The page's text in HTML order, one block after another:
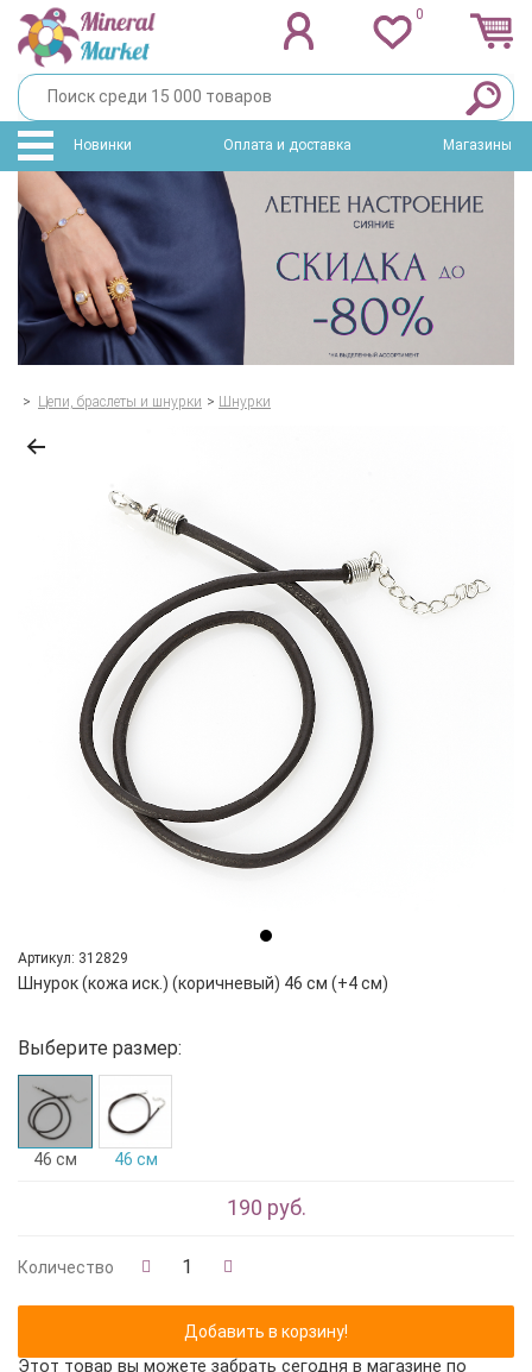
0
Новинки Оплата и доставка Магазины
> Цепи, браслеты и шнурки > Шнурки
Артикул: 312829
Шнурок (кожа иск.) (коричневый) 46 см (+4 см)
Выберите размер:
46 см 46 см
190 руб.
Количество
Этот товар вы можете забрать сегодня в магазине по